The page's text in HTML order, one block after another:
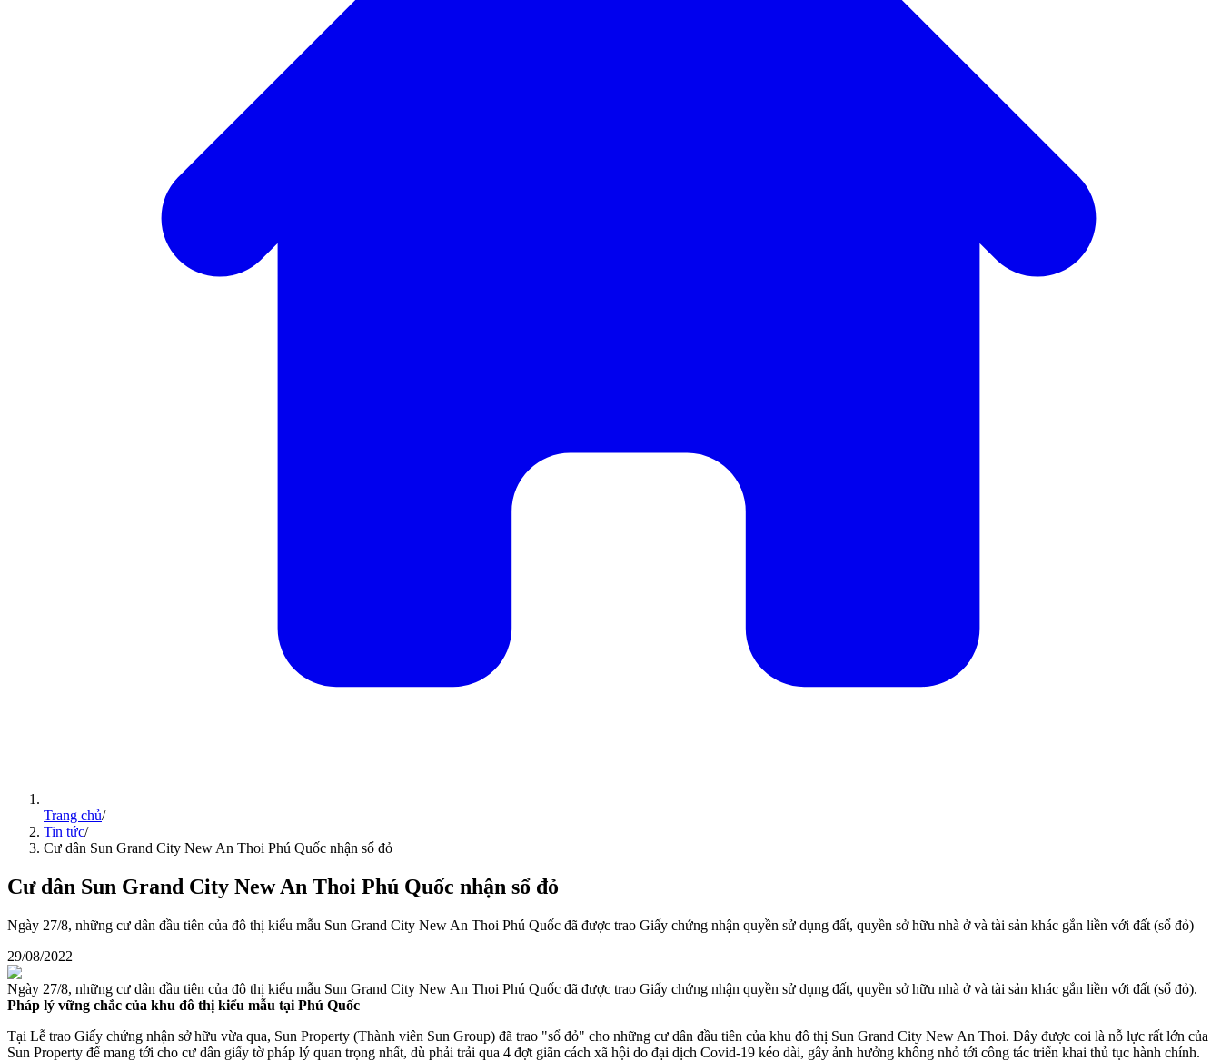
Trang chủ/
Tin tức/
Cư dân Sun Grand City New An Thoi Phú Quốc nhận sổ đỏ
Cư dân Sun Grand City New An Thoi Phú Quốc nhận sổ đỏ
Ngày 27/8, những cư dân đầu tiên của đô thị kiểu mẫu Sun Grand City New An Thoi Phú Quốc đã được trao Giấy chứng nhận quyền sử dụng đất, quyền sở hữu nhà ở và tài sản khác gắn liền với đất (sổ đỏ)
29/08/2022
Ngày 27/8, những cư dân đầu tiên của đô thị kiểu mẫu Sun Grand City New An Thoi Phú Quốc đã được trao Giấy chứng nhận quyền sử dụng đất, quyền sở hữu nhà ở và tài sản khác gắn liền với đất (sổ đỏ).
Pháp lý vững chắc của khu đô thị kiểu mẫu tại Phú Quốc
Tại Lễ trao Giấy chứng nhận sở hữu vừa qua, Sun Property (Thành viên Sun Group) đã trao "sổ đỏ" cho những cư dân đầu tiên của khu đô thị Sun Grand City New An Thoi. Đây được coi là nỗ lực rất lớn của
Sun Property để mang tới cho cư dân giấy tờ pháp lý quan trọng nhất, dù phải trải qua 4 đợt giãn cách xã hội do đại dịch Covid-19 kéo dài, gây ảnh hưởng không nhỏ tới công tác triển khai thủ tục hành chính.